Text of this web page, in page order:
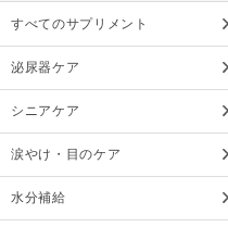
すべてのサプリメント
泌尿器ケア
シニアケア
涙やけ・目のケア
水分補給